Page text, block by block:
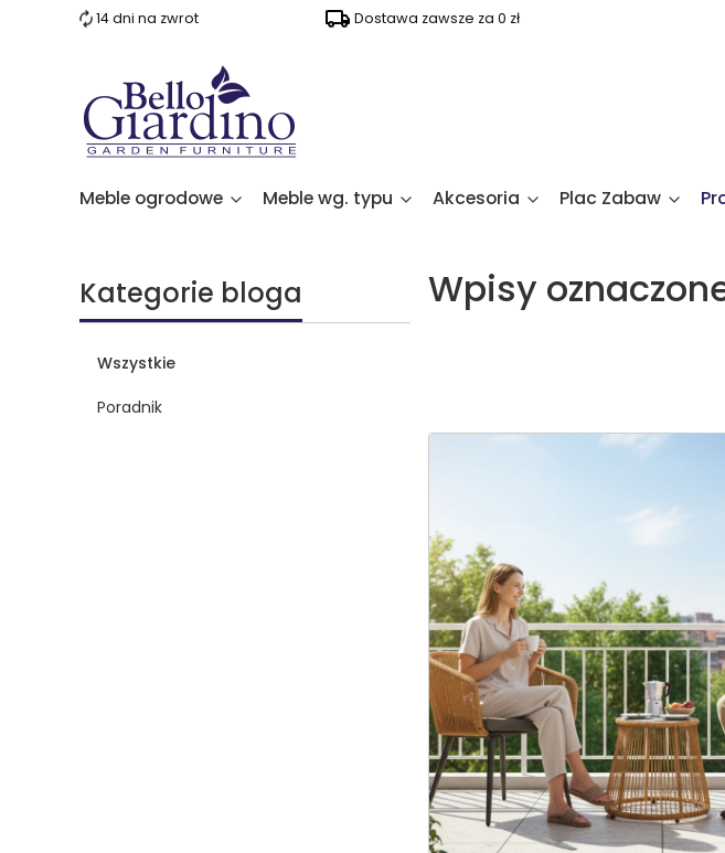
14 dni na zwrot Dostawa zawsze za 0 zł
Meble ogrodowe Meble wg. typu Akcesoria Plac Zabaw
Kategorie bloga
Wszystkie
Poradnik
Wpisy